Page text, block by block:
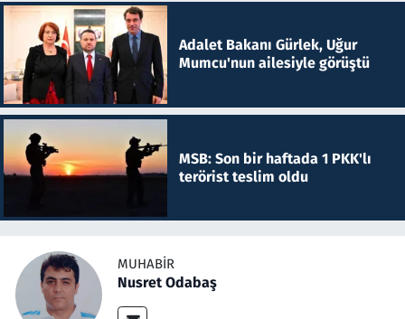
Adalet Bakanı Gürlek, Uğur
Mumcu'nun ailesiyle görüştü
MSB: Son bir haftada 1 PKK'lı
terörist teslim oldu
MUHABIR
Nusret Odabaş